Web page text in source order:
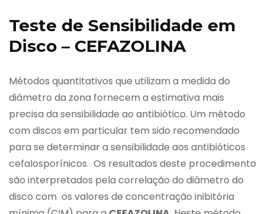
Teste de Sensibilidade em
Disco – CEFAZOLINA
Métodos quantitativos que utilizam a medida do
diâmetro da zona fornecem a estimativa mais
precisa da sensibilidade ao antibiótico. Um método
com discos em particular tem sido recomendado
para se determinar a sensibilidade aos antibióticos
cefalosporínicos. Os resultados deste procedimento
são interpretados pela correlação do diâmetro do
disco com os valores de concentração inibitória